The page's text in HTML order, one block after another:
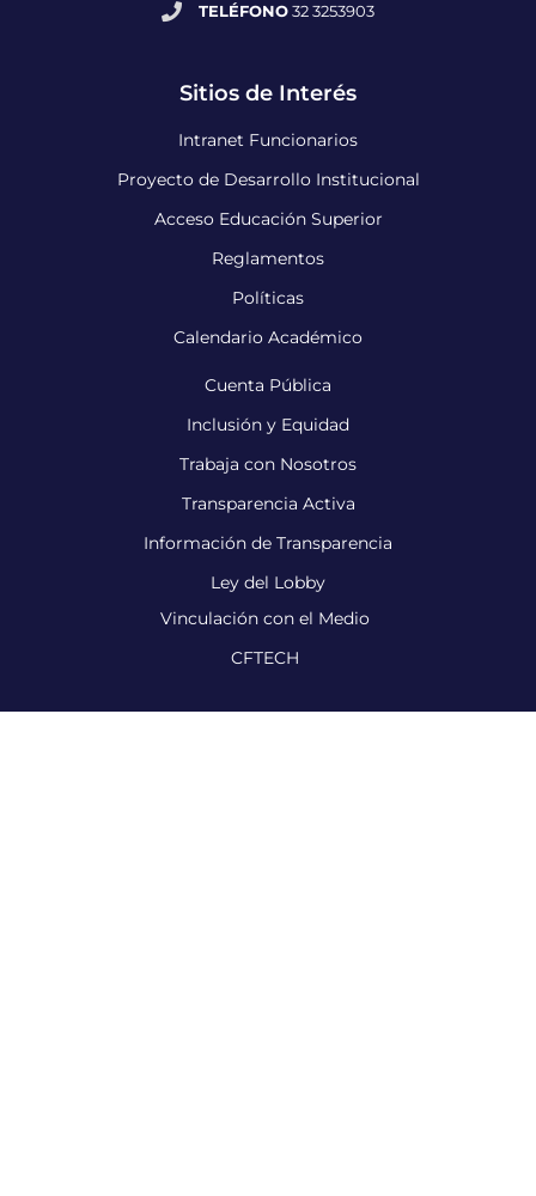
TELÉFONO32 3253903
Sitios de Interés
Intranet Funcionarios
Proyecto de Desarrollo Institucional
Acceso Educación Superior
Reglamentos
Políticas
Calendario Académico
Cuenta Pública
Inclusión y Equidad
Trabaja con Nosotros
Transparencia Activa
Información de Transparencia
Ley del Lobby
Vinculación con el Medio
CFTECH